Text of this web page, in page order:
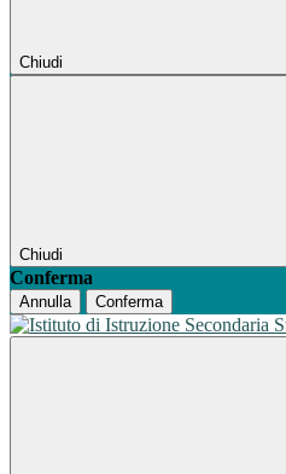
Chiudi
Chiudi
Conferma
Annulla Conferma